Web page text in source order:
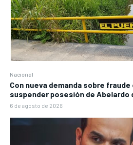
Nacional
Con nueva demanda sobre
suspender posesión de Abelardo
6 de agosto de 2026